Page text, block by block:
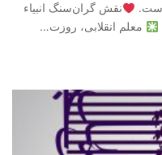
نقش گران‌سنگ انبیاء
معلم انقلابی، روزت…